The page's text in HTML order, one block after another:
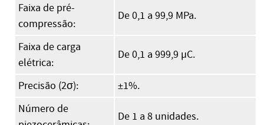
Faixa de pré-
compressão:
De 0,1 a 99,9 MPa.
Faixa de carga
elétrica:
De 0,1 a 999,9 µC.
Precisão (2σ):
±1%.
Número de
De 1 a 8 unidades.